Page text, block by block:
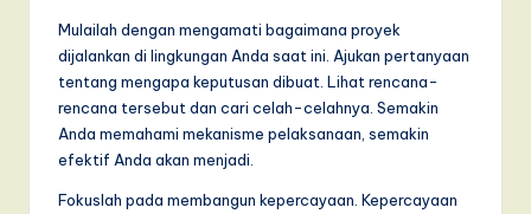
Mulailah dengan mengamati bagaimana proyek
dijalankan di lingkungan Anda saat ini. Ajukan pertanyaan
tentang mengapa keputusan dibuat. Lihat rencana-
rencana tersebut dan cari celah-celahnya. Semakin
Anda memahami mekanisme pelaksanaan, semakin
efektif Anda akan menjadi.
Fokuslah pada membangun kepercayaan. Kepercayaan